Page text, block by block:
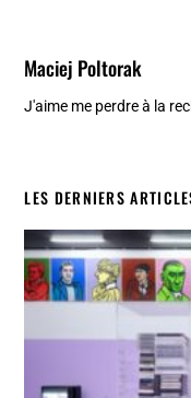
Maciej Poltorak
J'aime me perdre à la
LES DERNIERS